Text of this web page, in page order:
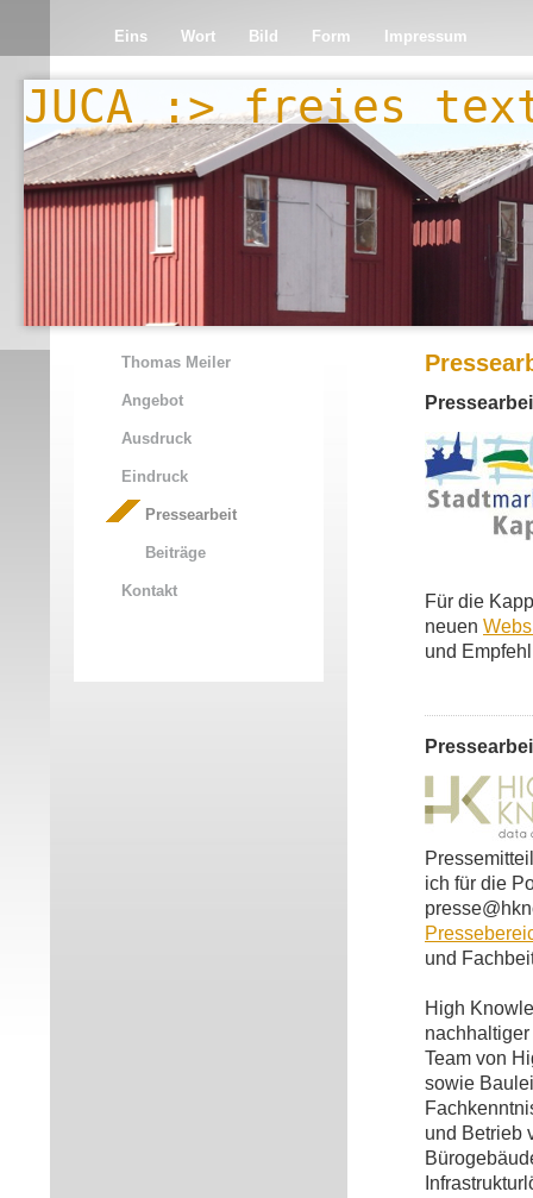
Eins Wort Bild Form Impressum
JUCA :> freies
Thomas Meiler
Angebot
Ausdruck
Eindruck
Pressearbeit
Beiträge
Kontakt
Für die
neuen
und
ich für die
und
High
Team von
sowie
und Betrieb